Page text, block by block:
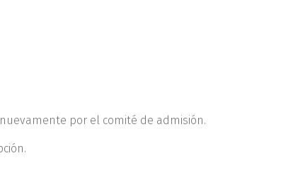
por el comité de admisión.